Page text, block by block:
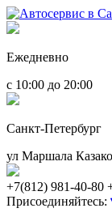
Ежедневно
с 10:00 до 20:00
Санкт-Петербург
ул Маршала
+7(812) 981-40-80
Присоединяйтесь: